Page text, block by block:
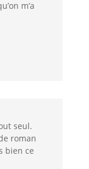
m’a
seul.
roman
bien ce